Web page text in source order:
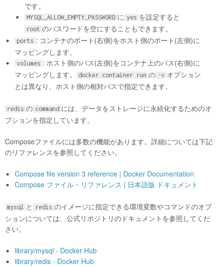
です。
MYSQL_ALLOW_EMPTY_PASSWORD に yes を設定すると
root のパスワードを空にすることもできます。
ports : コンテナのポート(右側)をホスト側のポート(左側)に
マッピングします。
volumes : ホスト側のパス(左側)をコンテナ上のパス(右側)に
マッピングします。
docker container run の -v オプション
とは異なり、ホスト側の相対パスで指定できます。
redis の command には、データをストレージに永続化するためのオ
プションを指定しています。
Composeファイルには多数の機能があります。詳細については下記
のリファレンスを参照してください。
Compose file version 3 reference | Docker Documentation
Compose ファイル・リファレンス | 日本語版 ドキュメント
mysql と redis のイメージに指定できる環境変数やコマンドのオプ
ションについては、公式リポジトリのドキュメントを参照してくだ
さい。
library/mysql - Docker Hub
library/redis - Docker Hub